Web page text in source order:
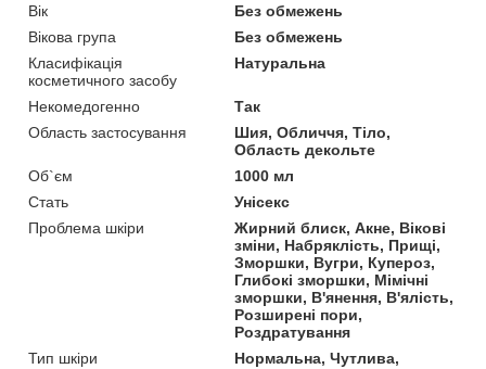
Вік
Без обмежень
Вікова група
Без обмежень
Класифікація
косметичного засобу
Натуральна
Некомедогенно
Так
Область застосування
Шия, Обличчя, Тіло,
Область декольте
Об`єм
1000 мл
Стать
Унісекс
Проблема шкіри
Жирний блиск, Акне, Вікові
зміни, Набряклість, Прищі,
Зморшки, Вугри, Купероз,
Глибокі зморшки, Мімічні
зморшки, В'янення, В'ялість,
Розширені пори,
Роздратування
Тип шкіри
Нормальна, Чутлива,